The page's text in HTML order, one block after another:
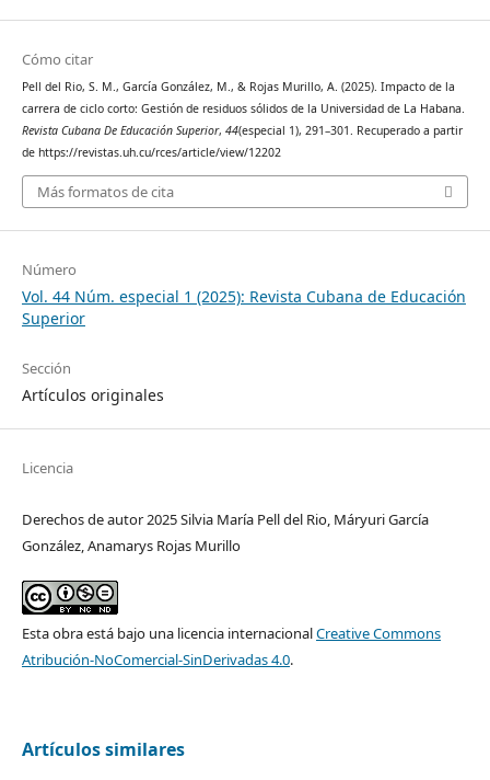
Cómo citar
Pell del Rio, S. M., García González, M., & Rojas Murillo, A. (2025). Impacto de la
carrera de ciclo corto: Gestión de residuos sólidos de la Universidad de La Habana.
Revista Cubana De Educación Superior, 44(especial 1), 291–301. Recuperado a partir
de https://revistas.uh.cu/rces/article/view/12202
Más formatos de cita
Número
Vol. 44 Núm. especial 1 (2025): Revista Cubana de Educación
Superior
Sección
Artículos originales
Licencia
Derechos de autor 2025 Silvia María Pell del Rio, Máryuri García
González, Anamarys Rojas Murillo
Esta obra está bajo una licencia internacionalCreative Commons
Atribución-NoComercial-SinDerivadas 4.0.
Artículos similares